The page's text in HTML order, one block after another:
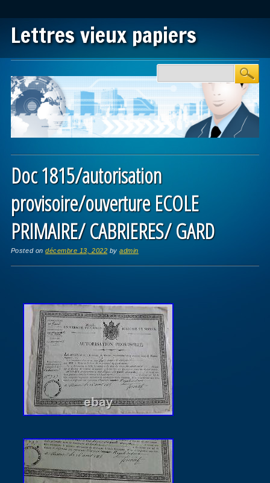
Lettres vieux papiers
Main menu
Doc 1815/autorisation
provisoire/ouverture ECOLE
PRIMAIRE/ CABRIERES/ GARD
Posted ondécembre 13, 2022 byadmin